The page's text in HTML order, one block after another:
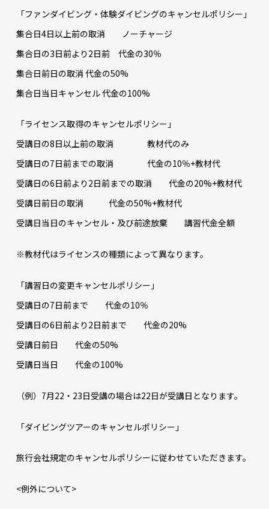
「ファンダイビング・体験ダイビングのキャンセルポリシー」
集合日4日以上前の取消 ノーチャージ
集合日の3日前より2日前 代金の30％
集合日前日の取消 代金の50%
集合日当日キャンセル 代金の100%
「ライセンス取得のキャンセルポリシー」
受講日の8日以上前の取消 教材代のみ
受講日の7日前までの取消 代金の10％+教材代
受講日の6日前より2日前までの取消 代金の20%+教材代
受講日前日の取消 代金の50%+教材代
受講日当日のキャンセル・及び前途放棄 講習代金全額
※教材代はライセンスの種類によって異なります。
「講習日の変更キャンセルポリシー」
受講日の7日前まで 代金の10％
受講日の6日前より2日前まで 代金の20%
受講日前日 代金の50%
受講日当日 代金の100%
（例）7月22・23日受講の場合は22日が受講日となります。
「ダイビングツアーのキャンセルポリシー」
旅行会社規定のキャンセルポリシーに従わせていただきます。
<例外について>